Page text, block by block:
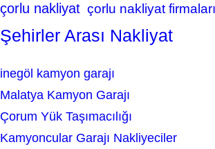
çorlu nakliyat çorlu nakliyat firmaları
Şehirler Arası Nakliyat
inegöl kamyon garajı
Malatya Kamyon Garajı
Çorum Yük Taşımacılığı
Kamyoncular Garajı Nakliyeciler